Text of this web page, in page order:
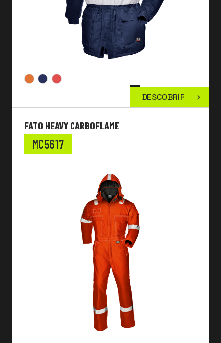
DESCOBRIR
FATO HEAVY CARBOFLAME
MC5617